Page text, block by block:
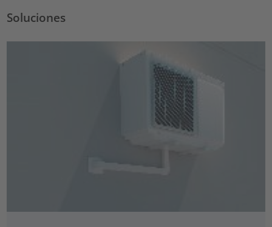
Soluciones